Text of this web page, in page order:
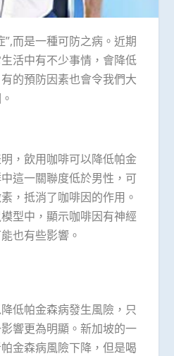
”,而是一種可防之病。近期
活中有不少事情，會降低
的預防因素也會令我們大
，飲用咖啡可以降低帕金
這一關聯度低於男性，可
，抵消了咖啡因的作用。
型中，顯示咖啡因有神經
也有些影響。
低帕金森病發生風險，只
響更為明顯。新加坡的一
金森病風險下降，但是喝